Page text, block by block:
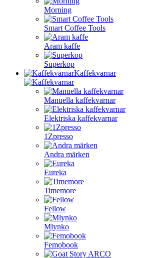
Morning
Smart Coffee Tools
Aram kaffe
Superkop
Kaffekvarnar
Manuella kaffekvarnar
Elektriska kaffekvarnar
1Zpresso
Andra märken
Eureka
Timemore
Fellow
Mlynko
Femobook